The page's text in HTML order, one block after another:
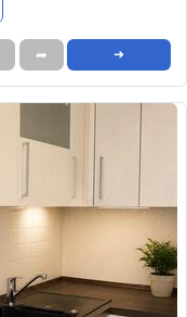
➦ ➜